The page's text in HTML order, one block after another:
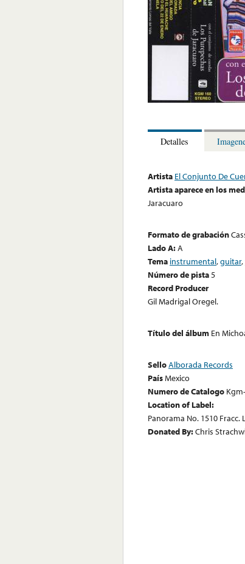
Detalles
Artista El Conjunto De
Artista aparece en los
Jaracuaro
Formato de grabación
Lado A:A
Tema instrumental,guitar,
Número de pista5
Record Producer
Gil Madrigal Oregel.
Título del álbum En
SelloAlborada Records
PaísMexico
Numero de Catalogo
Location of Label:
Panorama No. 1510
Donated By:Chris